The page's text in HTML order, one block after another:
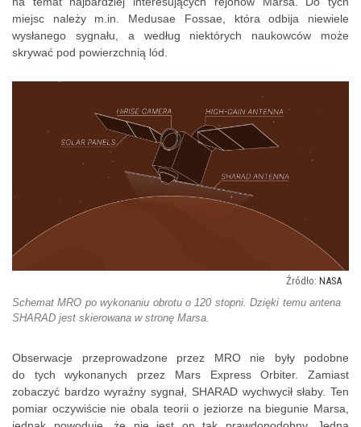
miejsc należy m.in. Medusae Fossae, która odbija niewiele
wysłanego sygnału, a według niektórych naukowców może
skrywać pod powierzchnią lód.
NASA
Schemat MRO po wykonaniu obrotu o 120 stopni. Dzięki temu antena
SHARAD jest skierowana w stronę Marsa.
Obserwacje przeprowadzone przez MRO nie były podobne
do tych wykonanych przez Mars Express Orbiter. Zamiast
zobaczyć bardzo wyraźny sygnał, SHARAD wychwycił słaby. Ten
pomiar oczywiście nie obala teorii o jeziorze na biegunie Marsa,